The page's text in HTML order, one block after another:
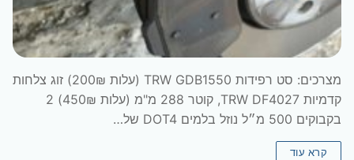
מצרכים: סט רפידות TRW GDB1550 (עלות 200₪) זוג צלחות
קדמיות TRW DF4027, קוטר 288 מ"מ (עלות 450₪) 2
בקבוקים 500 מ״ל נוזל בלמים DOT4 של…
קרא עוד